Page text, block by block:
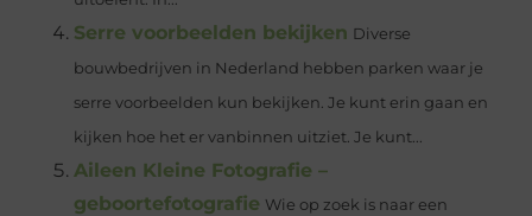
Serre voorbeelden bekijken Diverse
bouwbedrijven in Nederland hebben parken waar je
serre voorbeelden kun bekijken. Je kunt erin gaan en
kijken hoe het er vanbinnen uitziet. Je kunt...
Aileen Kleine Fotografie –
geboortefotografie Wie op zoek is naar een